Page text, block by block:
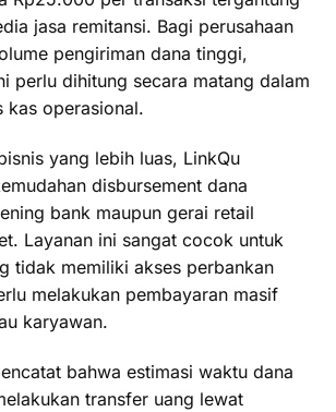
jasa remitansi. Bagi perusahaan
pengiriman dana tinggi,
perlu dihitung secara matang dalam
kas operasional.
yang lebih luas, LinkQu
disbursement dana
bank maupun gerai retail
Layanan ini sangat cocok untuk
tidak memiliki akses perbankan
melakukan pembayaran masif
karyawan.
bahwa estimasi waktu dana
transfer uang lewat